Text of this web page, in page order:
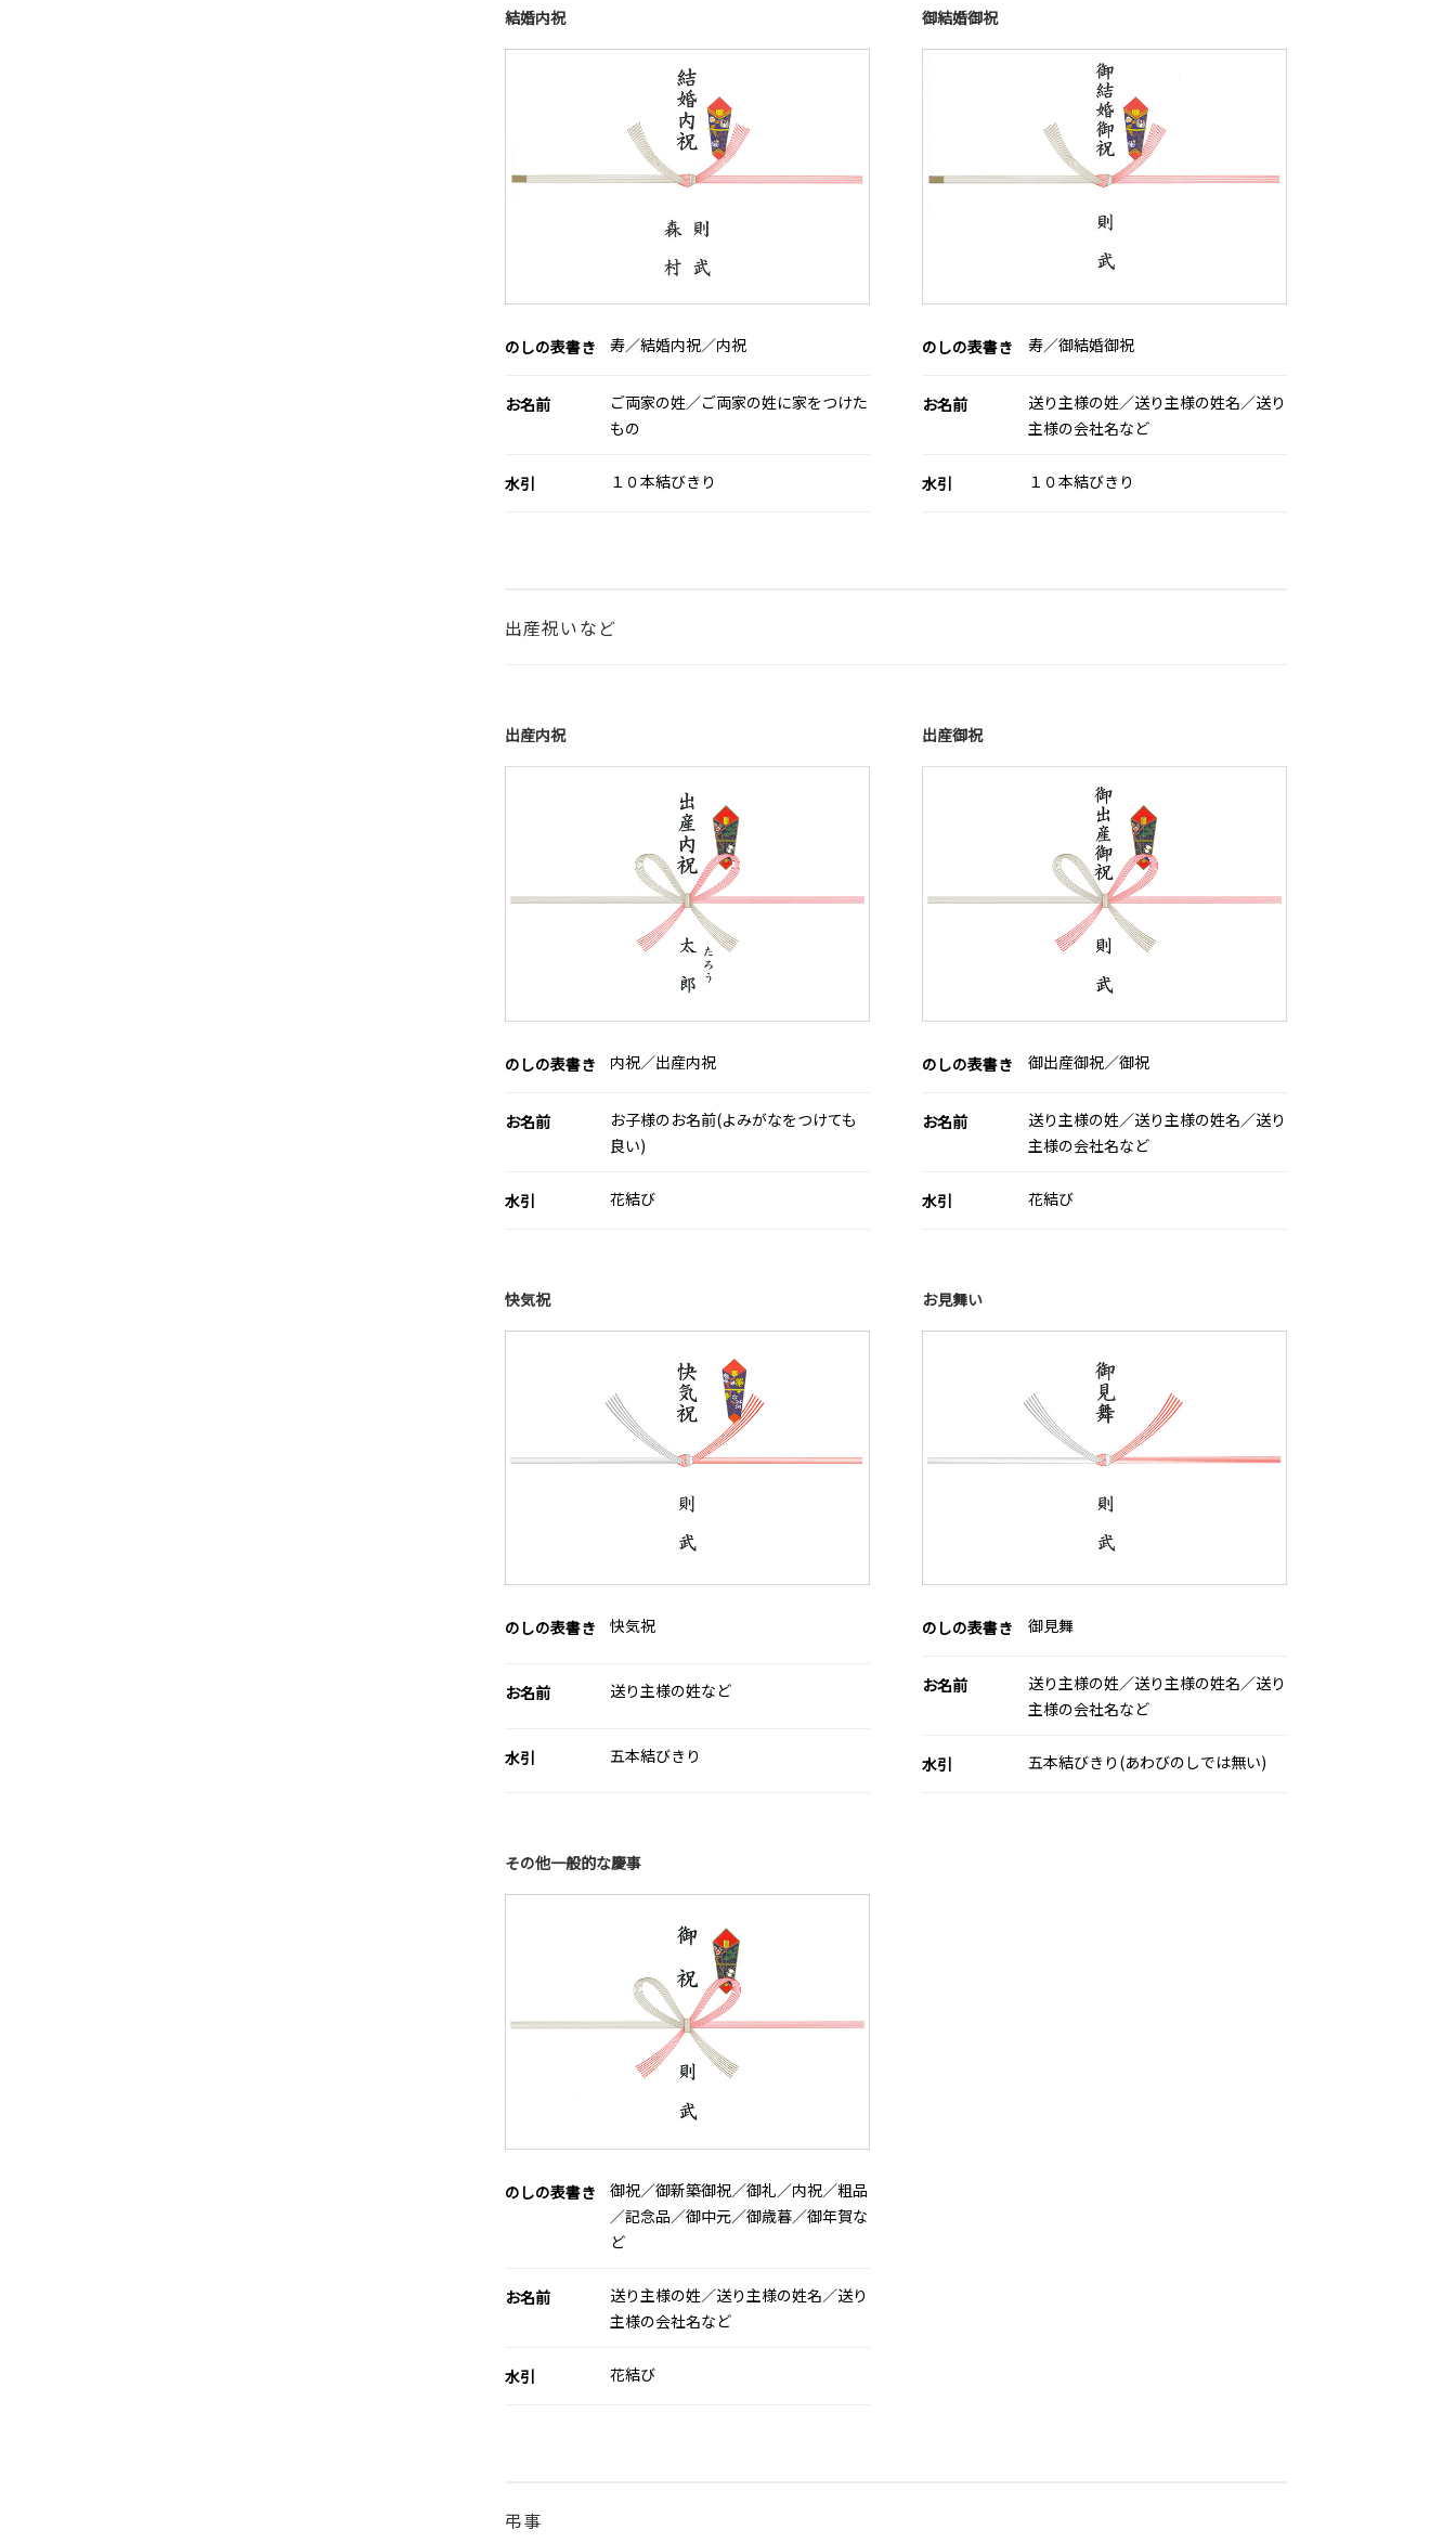
結婚内祝
のしの表書き 寿／結婚内祝／内祝
お名前
ご両家の姓／ご両家の姓に家をつけた
もの
水引 １０本結びきり
御結婚御祝
のしの表書き 寿／御結婚御祝
お名前
送り主様の姓／送り主様の姓名／送り
主様の会社名など
水引 １０本結びきり
出産祝いなど
出産内祝
のしの表書き 内祝／出産内祝
お名前
お子様のお名前(よみがなをつけても
良い)
水引 花結び
出産御祝
のしの表書き 御出産御祝／御祝
お名前
送り主様の姓／送り主様の姓名／送り
主様の会社名など
水引 花結び
快気祝
のしの表書き 快気祝
お名前 送り主様の姓など
水引 五本結びきり
お見舞い
のしの表書き 御見舞
お名前
送り主様の姓／送り主様の姓名／送り
主様の会社名など
水引 五本結びきり(あわびのしでは無い)
その他一般的な慶事
のしの表書き
御祝／御新築御祝／御礼／内祝／粗品
／記念品／御中元／御歳暮／御年賀な
ど
お名前
送り主様の姓／送り主様の姓名／送り
主様の会社名など
水引 花結び
弔事